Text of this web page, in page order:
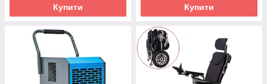
Купити Купити